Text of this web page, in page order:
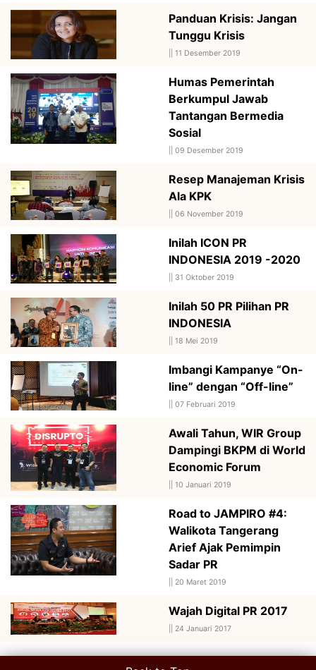
Panduan Krisis: Jangan
Tunggu Krisis
11 Desember 2019
Humas Pemerintah
Berkumpul Jawab
Tantangan Bermedia
Sosial
09 Desember 2019
Resep Manajeman Krisis
Ala KPK
06 November 2019
Inilah ICON PR
INDONESIA 2019 -2020
31 Oktober 2019
Inilah 50 PR Pilihan PR
INDONESIA
18 Mei 2019
Imbangi Kampanye “On-
line” dengan “Off-line”
07 Februari 2019
Awali Tahun, WIR Group
Dampingi BKPM di World
Economic Forum
10 Januari 2019
Road to JAMPIRO #4:
Walikota Tangerang
Arief Ajak Pemimpin
Sadar PR
20 Maret 2019
Wajah Digital PR 2017
24 Januari 2017